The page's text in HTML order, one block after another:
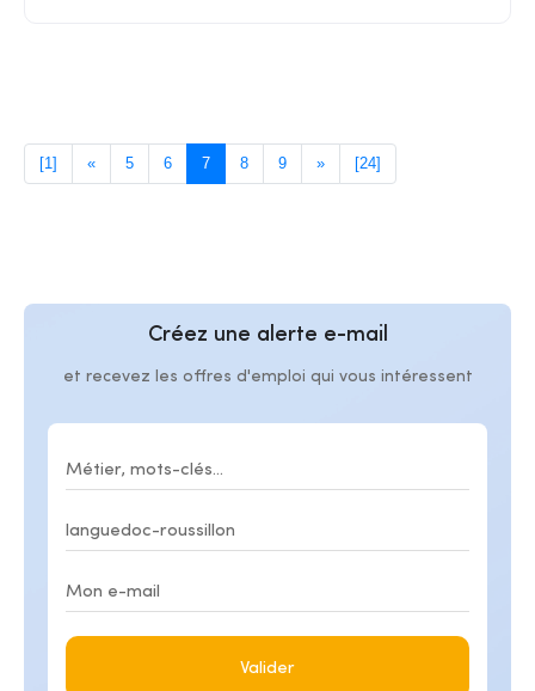
[1] « 5 6 7 8 9 » [24]
Créez une alerte e-mail
et recevez les offres d'emploi qui vous intéressent
Valider